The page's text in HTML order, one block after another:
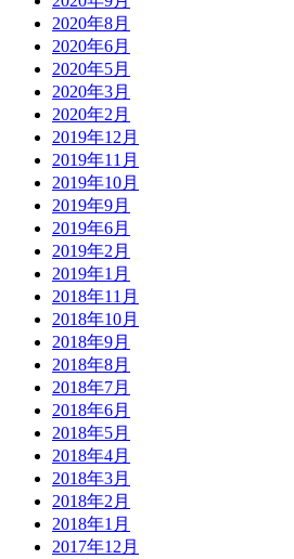
2020年8月
2020年6月
2020年5月
2020年3月
2020年2月
2019年12月
2019年11月
2019年10月
2019年9月
2019年6月
2019年2月
2019年1月
2018年11月
2018年10月
2018年9月
2018年8月
2018年7月
2018年6月
2018年5月
2018年4月
2018年3月
2018年2月
2018年1月
2017年12月